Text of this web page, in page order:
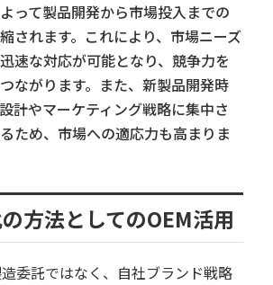
って製品開発から市場投入までの
されます。これにより、市場ニーズ
速な対応が可能となり、競争力を
ながります。また、新製品開発時
計やマーケティング戦略に集中さ
ため、市場への適応力も高まりま
方法としてのOEM活用
委託ではなく、自社ブランド戦略